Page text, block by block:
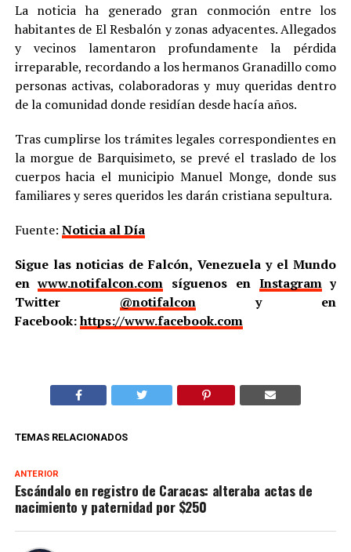
La noticia ha generado gran conmoción entre los
habitantes de El Resbalón y zonas adyacentes. Allegados
y vecinos lamentaron profundamente la pérdida
irreparable, recordando a los hermanos Granadillo como
personas activas, colaboradoras y muy queridas dentro
de la comunidad donde residían desde hacía años.
Tras cumplirse los trámites legales correspondientes en
la morgue de Barquisimeto, se prevé el traslado de los
cuerpos hacia el municipio Manuel Monge, donde sus
familiares y seres queridos les darán cristiana sepultura.
Fuente: Noticia al Día
Sigue las noticias de Falcón, Venezuela y el Mundo
enwww.notifalcon.com síguenos en Instagramy
Twitter @notifalcony en
Facebook:https://www.facebook.com
TEMAS RELACIONADOS
ANTERIOR
Escándalo en registro de Caracas: alteraba actas de
nacimiento y paternidad por $250